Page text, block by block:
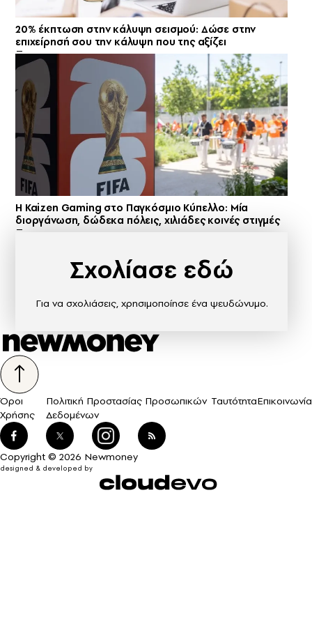
20% έκπτωση στην κάλυψη σεισμού: Δώσε στην
επιχείρησή σου την κάλυψη που της αξίζει
H Kaizen Gaming στο Παγκόσμιο Kύπελλο: Μία
διοργάνωση, δώδεκα πόλεις, χιλιάδες κοινές στιγμές
Σχολίασε εδώ
Για να σχολιάσεις, χρησιμοποίησε ένα ψευδώνυμο.
Όροι
Χρήσης
Πολιτική Προστασίας Προσωπικών
Δεδομένων
ΤαυτότηταΕπικοινωνία
Copyright © 2026 Newmoney
designed & developed by